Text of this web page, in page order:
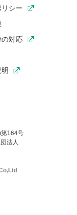
シー
の対応
第164号
団法人
す。
気に入りのコンテ